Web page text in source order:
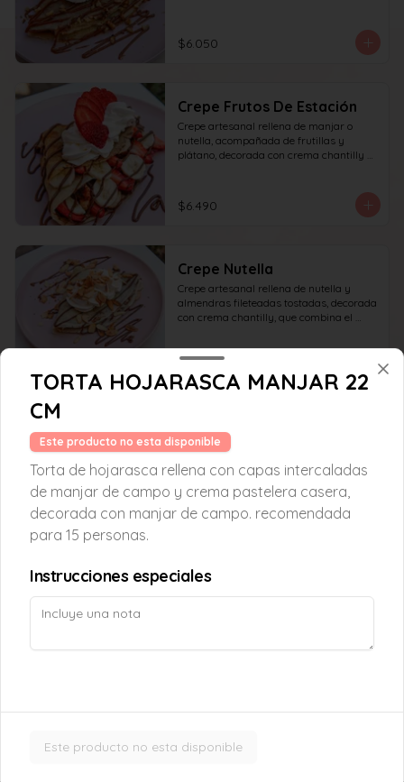
$6.050
Crepe Frutos De Estación
Crepe artesanal rellena de manjar o
nutella, acompañada de frutillas y
plátano, decorada con crema chantilly y
textura en cada bocado.
$6.490
Crepe Nutella
Crepe artesanal rellena de nutella y
almendras fileteadas tostadas, decorada
con crema chantilly, que combina el
crujiente de las almendras en cada
bocado.
Croissant Choco Fruta
Croissant relleno con frutilla, platano y
chocolate belga al 54% cacao.
Croissant Nutella
Croissant Solo
TORTA HOJARASCA MANJAR 22
CM
Este producto no esta disponible
Torta de hojarasca rellena con capas intercaladas
de manjar de campo y crema pastelera casera,
decorada con manjar de campo. recomendada
para 15 personas.
Instrucciones especiales
Este producto no esta disponible